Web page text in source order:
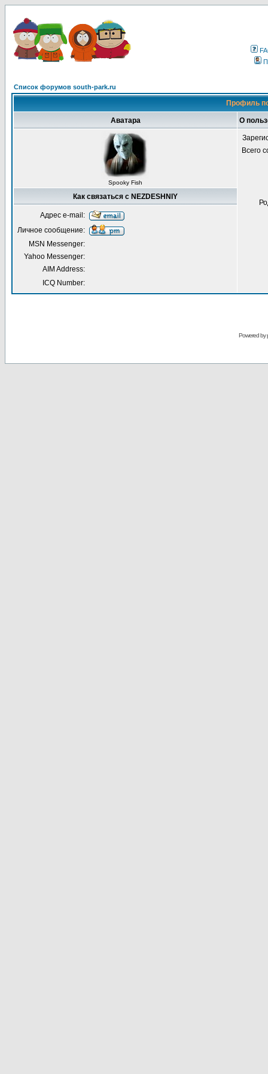
Список форумов south-park.ru
Профиль
Аватара О
Spooky Fish
Всего
Как связаться с NEZDESHNIY
Адрес e-mail:
Личное сообщение:
MSN Messenger:
Yahoo Messenger:
AIM Address:
ICQ Number:
Powered by